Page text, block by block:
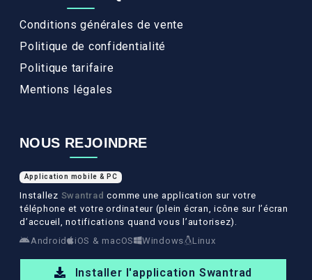
Conditions générales de vente
Politique de confidentialité
Politique tarifaire
Mentions légales
NOUS REJOINDRE
Application mobile & PC
Installez Swantrad comme une application sur votre
téléphone et votre ordinateur (plein écran, icône sur l’écran
d’accueil, notifications quand vous l’autorisez).
Android
iOS & macOS Windows Linux
Installer l'application Swantrad